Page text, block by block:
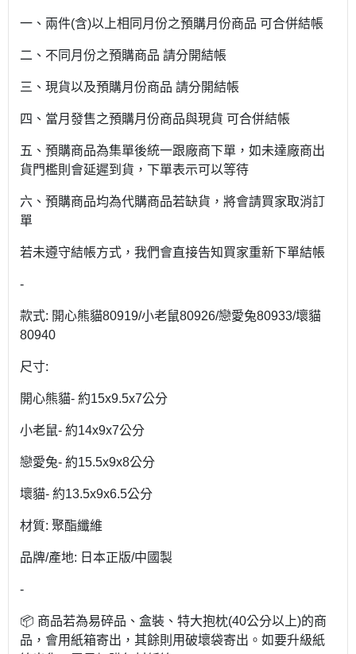
一、兩件(含)以上相同月份之預購月份商品 可合併結帳
二、不同月份之預購商品 請分開結帳
三、現貨以及預購月份商品 請分開結帳
四、當月發售之預購月份商品與現貨 可合併結帳
五、預購商品為集單後統一跟廠商下單，如未達廠商出
貨門檻則會延遲到貨，下單表示可以等待
六、預購商品均為代購商品若缺貨，將會請買家取消訂
單
若未遵守結帳方式，我們會直接告知買家重新下單結帳
-
款式: 開心熊貓80919/小老鼠80926/戀愛兔80933/壞貓
80940
尺寸:
開心熊貓- 約15x9.5x7公分
小老鼠- 約14x9x7公分
戀愛兔- 約15.5x9x8公分
壞貓- 約13.5x9x6.5公分
材質: 聚酯纖維
品牌/產地: 日本正版/中國製
-
📦 商品若為易碎品、盒裝、特大抱枕(40公分以上)的商
品，會用紙箱寄出，其餘則用破壞袋寄出。如要升級紙